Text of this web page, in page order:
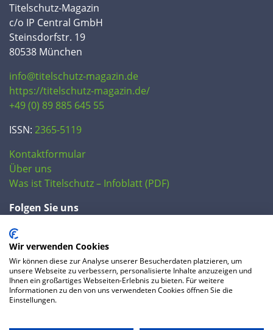
Titelschutz-Magazin
c/o IP Central GmbH
Steinsdorfstr. 19
80538 München
info@titelschutz-magazin.de
https://titelschutz-magazin.de/
+49 (0) 89 885 645 55
ISSN: 2365-5119
Kontaktformular
Über uns
Was ist Titelschutz – Infoblatt (PDF)
Folgen Sie uns
Wir verwenden Cookies
Wir können diese zur Analyse unserer Besucherdaten platzieren, um
unsere Webseite zu verbessern, personalisierte Inhalte anzuzeigen und
Ihnen ein großartiges Webseiten-Erlebnis zu bieten. Für weitere
Informationen zu den von uns verwendeten Cookies öffnen Sie die
Einstellungen.